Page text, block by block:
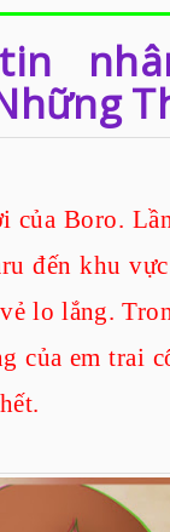
của Boro.
đến khu
lo lắng.
của em trai